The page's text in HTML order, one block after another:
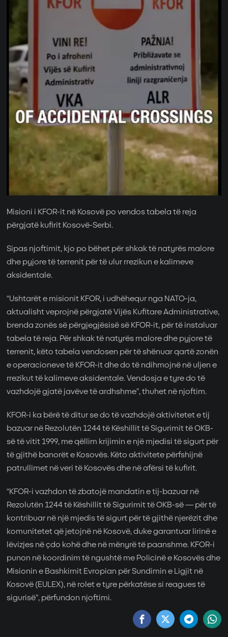
Misioni i KFOR-it në Kosovë po vendos tabela të reja
përgjatë kufirit Kosovë-Serbi.
Sipas njoftimit, kjo po bëhet për shkak të natyrës malore
dhe pyjore të terrenit për të ulur rrezikun e kalimeve
aksidentale.
“Ushtarët e misionit KFOR, i udhëhequr nga NATO-ja,
aktualisht veprojnë përgjatë Vijës Kufitare Administrative,
brenda zonës së përgjegjësisë së KFOR-it, për të instaluar
tabela të reja. Për shkak të natyrës malore dhe pyjore të
terrenit, këto tabela vendosen për të shënuar qartë zonën
e operacioneve të KFOR-it dhe do të ndihmojnë në uljen e
rrezikut të kalimeve aksidentale. Vendosja e tyre do të
vazhdojë gjatë javëve të ardhshme”, thuhet në njoftim.
KFOR-i ka bërë të ditur se do të vazhdojë aktivitetet e tij
bazuar në Rezolutën 1244 të Këshillit të Sigurimit të OKB-
së të vitit 1999, me qëllim krijimin e një mjedisi të sigurt për
të gjithë banorët e Kosovës. Këto aktivitete përfshijnë
patrullimet në veri të Kosovës dhe në afërsi të kufirit.
“KFOR-i vazhdon të zbatojë mandatin e tij-bazuar në
Rezolutën 1244 të Këshillit të Sigurimit të OKB-së — për të
kontribuar në një mjedis të sigurt për të gjithë njerëzit dhe
komunitetet që jetojnë në Kosovë, duke garantuar lirinë e
lëvizjes në çdo kohë dhe në mënyrë të paanshme. KFOR-i
punon në koordinim të ngushtë me Policinë e Kosovës dhe
Misionin e Bashkimit Evropian për Sundimin e Ligjit në
Kosovë (EULEX), në rolet e tyre përkatëse si reagues të
sigurisë”, përfundon njoftimi.